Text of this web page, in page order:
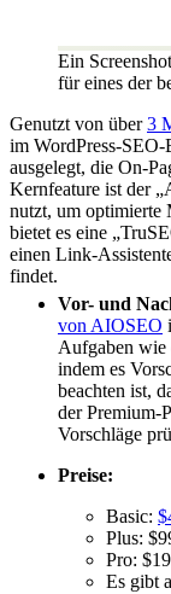
Ein
für eines der
Genutzt von über3
im WordPress-
ausgelegt, die On-
Kernfeature ist der
nutzt, um optimierte
bietet es eine
einen Link-
findet.
Vor- und
von AIOSEO
Aufgaben wie
indem es
beachten ist,
der Premium-
Vorschläge
Preise:
Basic:
Plus:
Pro:
Es gibt